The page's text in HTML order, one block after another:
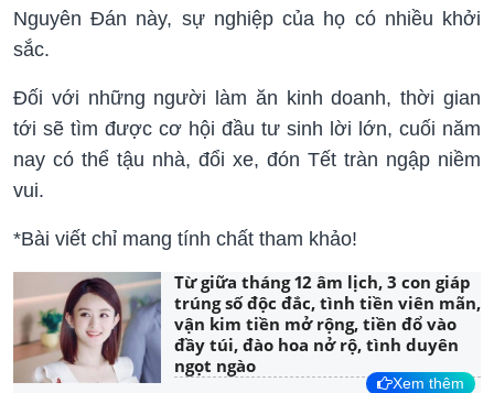
Nguyên Đán này, sự nghiệp của họ có nhiều khởi
sắc.
Đối với những người làm ăn kinh doanh, thời gian
tới sẽ tìm được cơ hội đầu tư sinh lời lớn, cuối năm
nay có thể tậu nhà, đổi xe, đón Tết tràn ngập niềm
vui.
*Bài viết chỉ mang tính chất tham khảo!
Từ giữa tháng 12 âm lịch, 3 con giáp
trúng số độc đắc, tình tiền viên mãn,
vận kim tiền mở rộng, tiền đổ vào
đầy túi, đào hoa nở rộ, tình duyên
ngọt ngào
Xem thêm